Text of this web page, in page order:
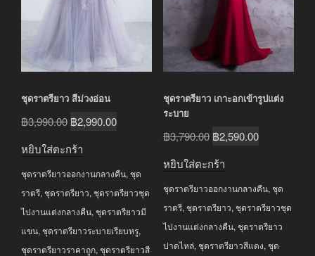
ชุดราตรียาว สีม่วงอ่อน
฿3,990.00 Original
฿3,990.00.
฿2,990.00Current
฿2,990.00.
หยิบใส่ตะกร้า
ชุดราตรียาวออกงานกลางคืน, ชุด
ราตรี, ชุดราตรียาว, ชุดราตรียาวชุด
ไปงานแต่งกลางคืน, ชุดราตรียาวมี
แขน, ชุดราตรียาวระบายเรียบหรู,
ชุดราตรียาวราคาถูก, ชุดราตรียาวสี
ชุดราตรียาว เกาะอกเข้ารูปแต่ง
ระบาย
฿3,790.00 Original
฿3,790.00.
฿2,590.00Current
฿2,590.00.
หยิบใส่ตะกร้า
ชุดราตรียาวออกงานกลางคืน, ชุด
ราตรี, ชุดราตรียาว, ชุดราตรียาวชุด
ไปงานแต่งกลางคืน, ชุดราตรียาว
ปาดไหล่, ชุดราตรียาวสีแดง, ชุด